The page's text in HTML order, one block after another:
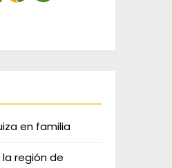
en familia
región de